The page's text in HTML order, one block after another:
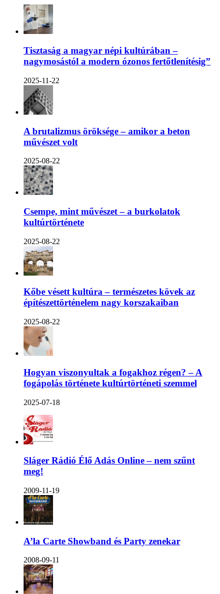
Tisztaság a magyar népi kultúrában –
nagymosástól a modern ózonos fertőtlenítésig”
2025-11-22
A brutalizmus öröksége – amikor a beton
művészet volt
2025-08-22
Csempe, mint művészet – a burkolatok
kultúrtörténete
2025-08-22
Kőbe vésett kultúra – természetes kövek az
építészettörténelem nagy korszakaiban
2025-08-22
Hogyan viszonyultak a fogakhoz régen? – A
fogápolás története kultúrtörténeti szemmel
2025-07-18
Sláger Rádió Élő Adás Online – nem szűnt
meg!
2009-11-19
A’la Carte Showband és Party zenekar
2008-09-11